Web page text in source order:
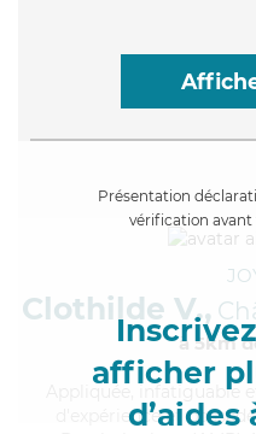
Présentation
vérification
afficher
Clothilde V.,
à 5km
, infatiguable
d'expérience et